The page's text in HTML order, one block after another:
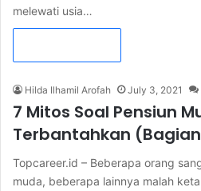
melewati usia…
Hilda Ilhamil Arofah July 3, 2021
7 Mitos Soal Pensiun
Terbantahkan
Topcareer.id – Beberapa orang
muda, beberapa lainnya malah